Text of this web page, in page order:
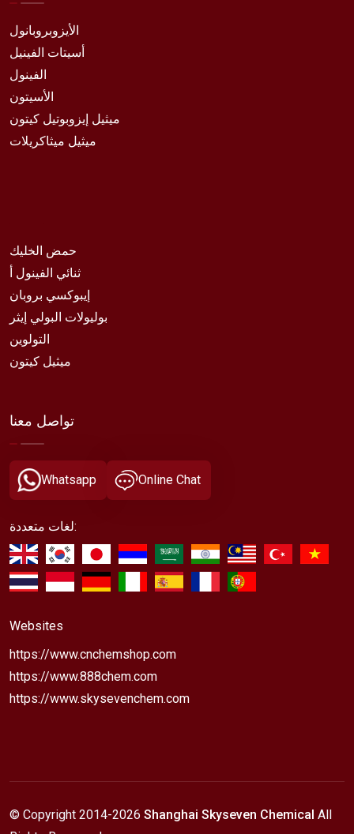
الأيزوبروبانول
أسيتات الفينيل
الفينول
الأسيتون
ميثيل إيزوبوتيل كيتون
ميثيل ميثاكريلات
حمض الخليك
ثنائي الفينول أ
إيبوكسي بروبان
بوليولات البولي إيثر
التولوين
ميثيل كيتون
تواصل معنا
Whatsapp Online Chat
لغات متعددة:
Websites
https://www.cnchemshop.com
https://www.888chem.com
https://www.skysevenchem.com
© Copyright 2014-2026 Shanghai Skyseven Chemical All